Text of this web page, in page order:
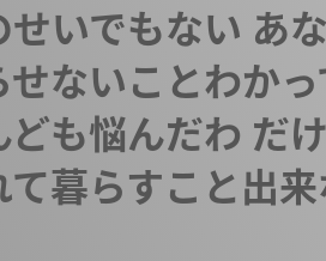
せいでもない あ
せないことわか
ども悩んだわ だ
て暮らすこと出